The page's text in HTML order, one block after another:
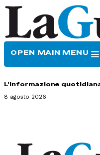
OPEN MAIN MENU
L'informazione
8 agosto 2026